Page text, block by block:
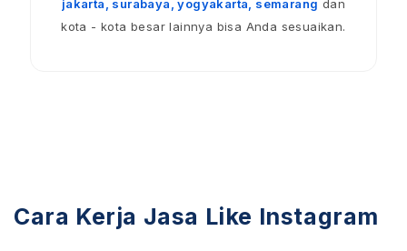
jakarta, surabaya, yogyakarta, semarang dan
kota - kota besar lainnya bisa Anda sesuaikan.
Cara Kerja Jasa Like Instagram